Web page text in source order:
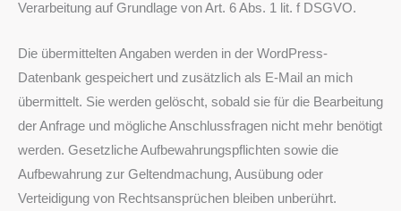
Verarbeitung auf Grundlage von Art. 6 Abs. 1 lit. f DSGVO.
Die übermittelten Angaben werden in der WordPress-
Datenbank gespeichert und zusätzlich als E-Mail an mich
übermittelt. Sie werden gelöscht, sobald sie für die Bearbeitung
der Anfrage und mögliche Anschlussfragen nicht mehr benötigt
werden. Gesetzliche Aufbewahrungspflichten sowie die
Aufbewahrung zur Geltendmachung, Ausübung oder
Verteidigung von Rechtsansprüchen bleiben unberührt.